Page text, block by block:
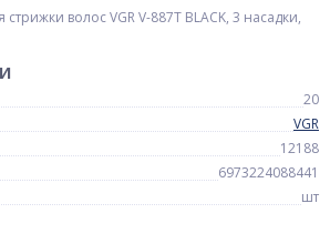
волос VGR V-887T BLACK, 3 насадки,
20
VGR
12188
6973224088441
шт